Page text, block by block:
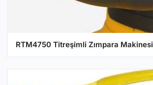
RTM4750 Titreşimli Zımpara Makinesi